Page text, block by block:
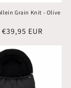
Grain Knit - Olive
Aanbiedingsprijs
€39,95 EUR